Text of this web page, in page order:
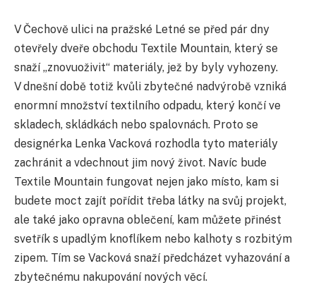
V Čechově ulici na pražské Letné se před pár dny
otevřely dveře obchodu Textile Mountain, který se
snaží „znovuoživit“ materiály, jež by byly vyhozeny.
V dnešní době totiž kvůli zbytečné nadvýrobě vzniká
enormní množství textilního odpadu, který končí ve
skladech, skládkách nebo spalovnách. Proto se
designérka Lenka Vacková rozhodla tyto materiály
zachránit a vdechnout jim nový život. Navíc bude
Textile Mountain fungovat nejen jako místo, kam si
budete moct zajít pořídit třeba látky na svůj projekt,
ale také jako opravna oblečení, kam můžete přinést
svetřík s upadlým knoflíkem nebo kalhoty s rozbitým
zipem. Tím se Vacková snaží předcházet vyhazování a
zbytečnému nakupování nových věcí.